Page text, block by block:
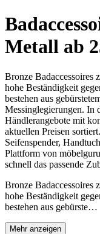
Metall ab
Bronze Badaccessoires
hohe Beständigkeit
bestehen aus
Messinglegierungen. In
Händlerangebote mit
aktuellen Preisen
Seifenspender,
Plattform von
schnell das passende
Bronze Badaccessoires
hohe Beständigkeit
bestehen aus gebürste…
Mehr anzeigen